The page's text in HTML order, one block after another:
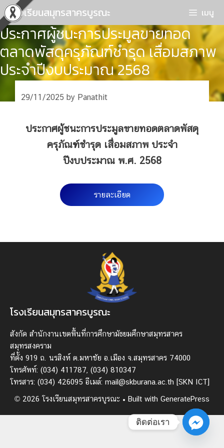
Skip
to
content
โรงเรียนสมุทรสาครบูรณะ เมนู
ประกาศผู้ชนะการประมูลขายทอด
ตลาดพัสดุครุภัณฑ์ชำรุด เสื่อมสภาพ
ประจำปีงบประมาณ 2568
29/11/2025 by Panathit
ประกาศผู้ชนะการประมูลขายทอดตลาดพัสดุ
ครุภัณฑ์ชำรุด เสื่อมสภาพ ประจำ
ปีงบประมาณ พ.ศ. 2568
รายละเอียด
โรงเรียนสมุทรสาครบูรณะ
สังกัด สํานักงานเขตพื้นที่การศึกษามัธยมศึกษาสมุทรสาคร
สมุทรสงคราม
ที่ตั้ง 919 ถ. นรสิงห์ ต.มหาชัย อ.เมือง จ.สมุทรสาคร 74000
โทรศัพท์: (034) 411787, (034) 810347
โทรสาร: (034) 426095 อีเมล์: mail@skburana.ac.th [SKN ICT]
© 2026 โรงเรียนสมุทรสาครบูรณะ • Built with GeneratePress
ติดต่อเรา